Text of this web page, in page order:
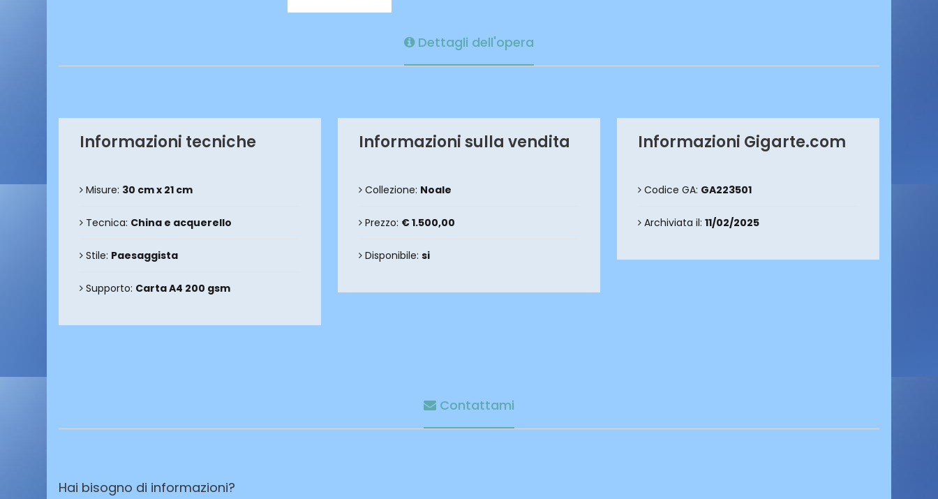
Dettagli dell'opera
Informazioni tecniche
Misure: 30 cm x 21 cm
Tecnica: China e acquerello
Stile: Paesaggista
Supporto: Carta A4 200 gsm
Informazioni sulla vendita
Collezione: Noale
Prezzo: € 1.500,00
Disponibile: si
Informazioni Gigarte.com
Codice GA: GA223501
Archiviata il: 11/02/2025
Contattami
Hai bisogno di informazioni?